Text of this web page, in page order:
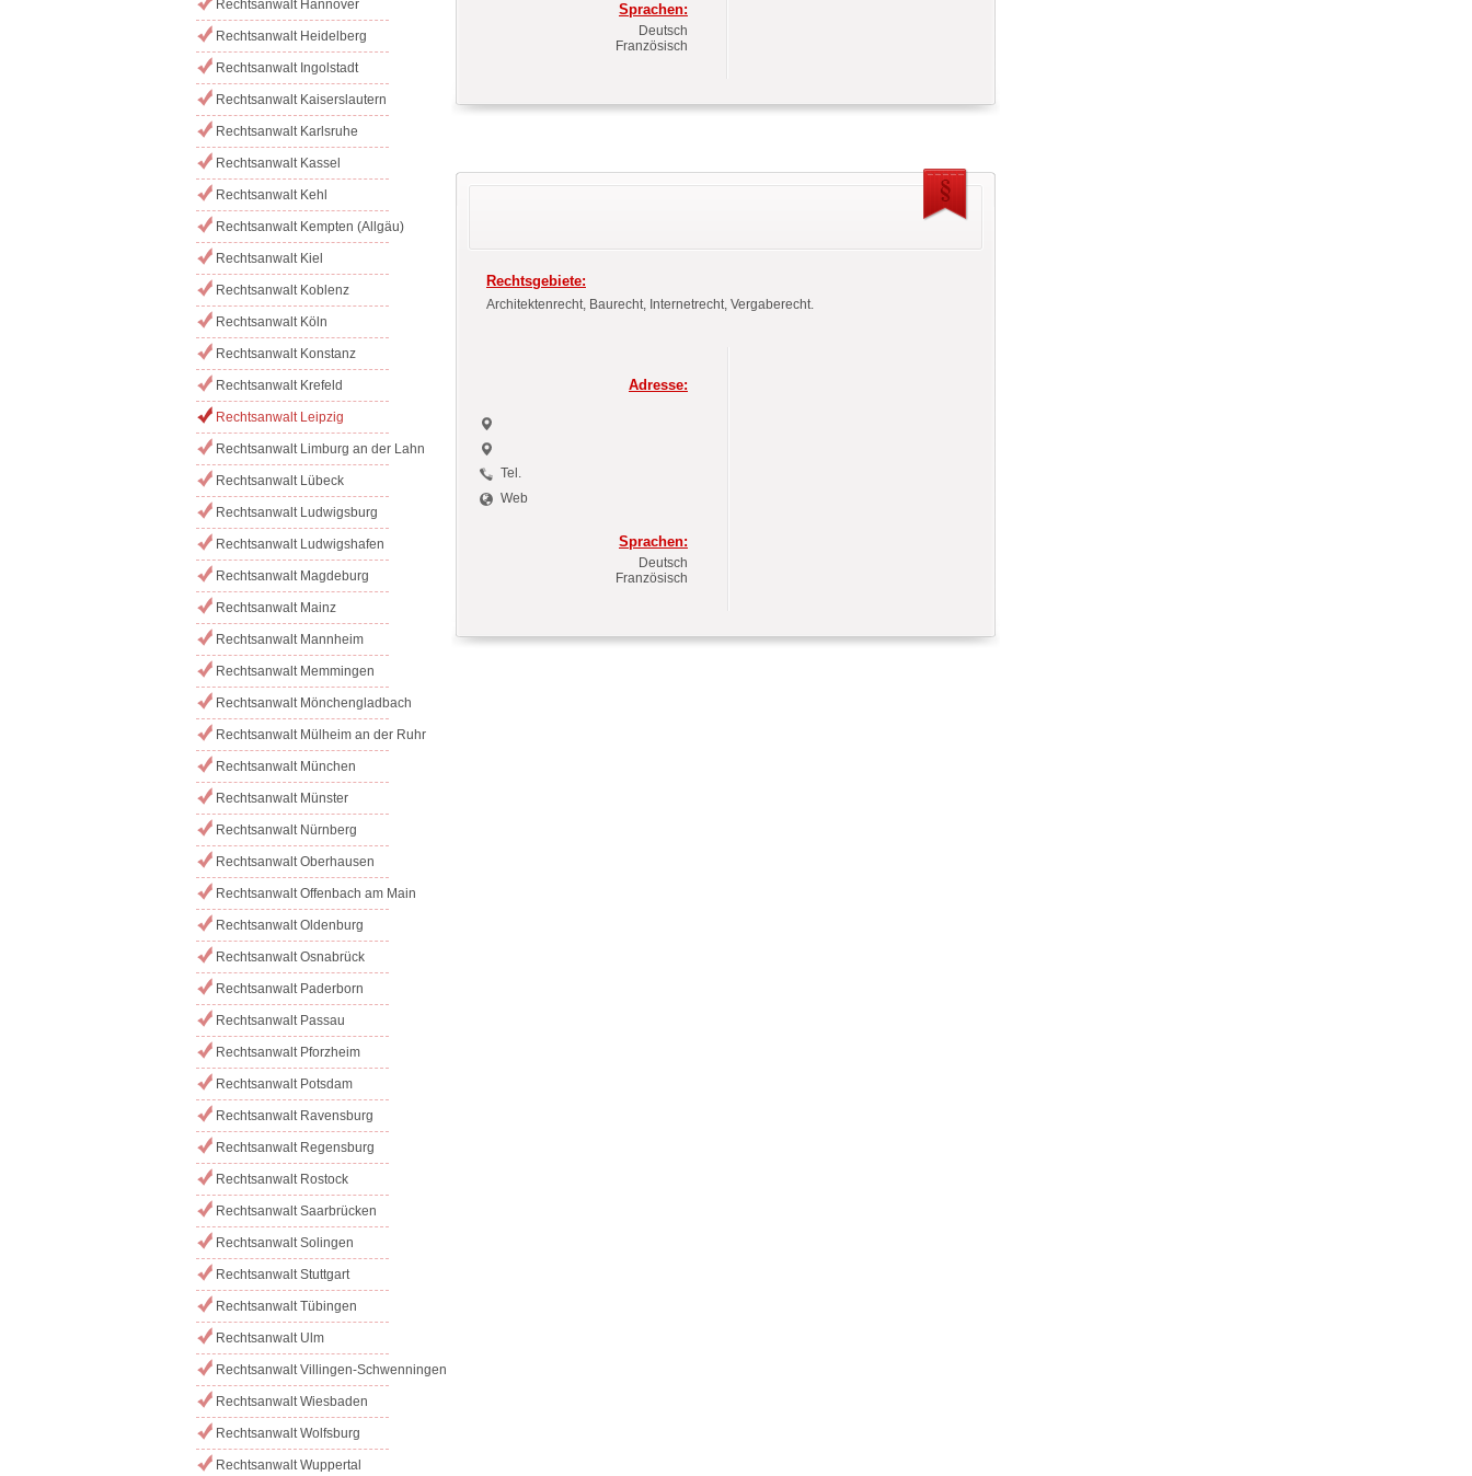
Rechtsanwalt Hannover
Rechtsanwalt Heidelberg
Rechtsanwalt Ingolstadt
Rechtsanwalt Kaiserslautern
Rechtsanwalt Karlsruhe
Rechtsanwalt Kassel
Rechtsanwalt Kehl
Rechtsanwalt Kempten (Allgäu)
Rechtsanwalt Kiel
Rechtsanwalt Koblenz
Rechtsanwalt Köln
Rechtsanwalt Konstanz
Rechtsanwalt Krefeld
Rechtsanwalt Leipzig
Rechtsanwalt Limburg an der Lahn
Rechtsanwalt Lübeck
Rechtsanwalt Ludwigsburg
Rechtsanwalt Ludwigshafen
Rechtsanwalt Magdeburg
Rechtsanwalt Mainz
Rechtsanwalt Mannheim
Rechtsanwalt Memmingen
Rechtsanwalt Mönchengladbach
Rechtsanwalt Mülheim an der Ruhr
Rechtsanwalt München
Rechtsanwalt Münster
Rechtsanwalt Nürnberg
Rechtsanwalt Oberhausen
Rechtsanwalt Offenbach am Main
Rechtsanwalt Oldenburg
Rechtsanwalt Osnabrück
Rechtsanwalt Paderborn
Rechtsanwalt Passau
Rechtsanwalt Pforzheim
Rechtsanwalt Potsdam
Rechtsanwalt Ravensburg
Rechtsanwalt Regensburg
Rechtsanwalt Rostock
Rechtsanwalt Saarbrücken
Rechtsanwalt Solingen
Rechtsanwalt Stuttgart
Rechtsanwalt Tübingen
Rechtsanwalt Ulm
Rechtsanwalt Villingen-Schwenningen
Rechtsanwalt Wiesbaden
Rechtsanwalt Wolfsburg
Rechtsanwalt Wuppertal
Sprachen:
Deutsch
Französisch
Rechtsgebiete:
Architektenrecht, Baurecht, Internetrecht, Vergaberecht.
Adresse:
Tel.
Web
Sprachen:
Deutsch
Französisch